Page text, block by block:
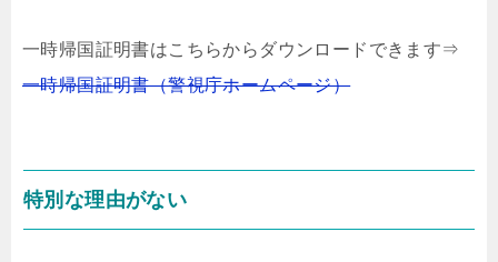
一時帰国証明書はこちらからダウンロードできます⇒
一時帰国証明書（警視庁ホームページ）
特別な理由がない